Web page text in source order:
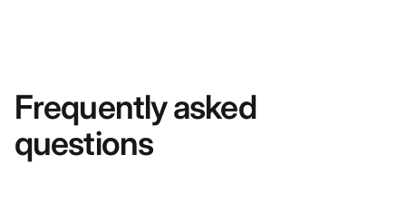
Frequently asked
questions